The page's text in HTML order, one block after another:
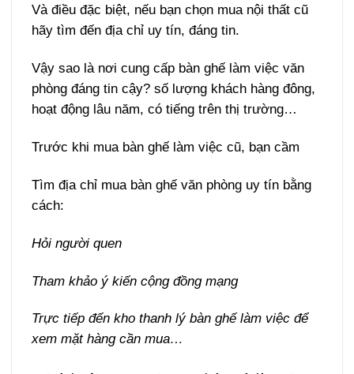
Và điều đặc biệt, nếu bạn chọn mua nội thất cũ
hãy tìm đến địa chỉ uy tín, đáng tin.
Vậy sao là nơi cung cấp bàn ghế làm việc văn
phòng đáng tin cậy? số lượng khách hàng đông,
hoạt động lâu năm, có tiếng trên thị trường…
Trước khi mua bàn ghế làm việc cũ, bạn cầm
Tìm địa chỉ mua bàn ghế văn phòng uy tín bằng
cách:
Hỏi người quen
Tham khảo ý kiến cộng đồng mạng
Trực tiếp đến kho thanh lý bàn ghế làm việc để
xem mặt hàng cần mua…